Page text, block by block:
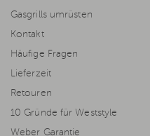
Gasgrills umrüsten
Kontakt
Häufige Fragen
Lieferzeit
Retouren
10 Gründe für Weststyle
Weber Garantie